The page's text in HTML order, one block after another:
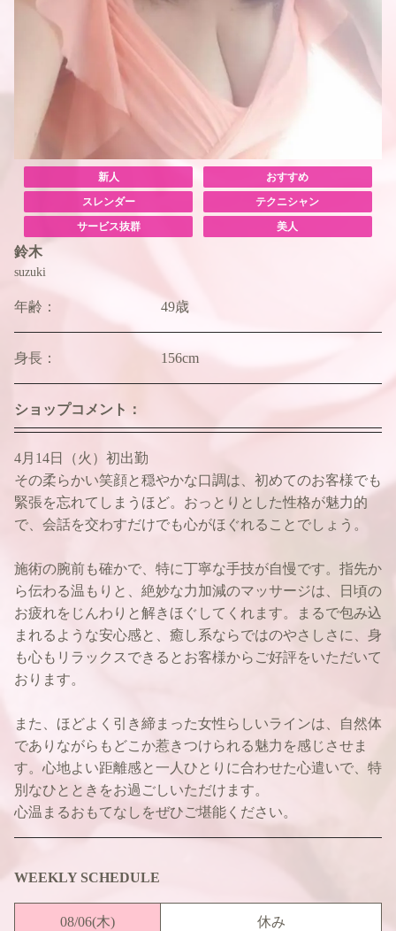
新人
おすすめ
スレンダー
テクニシャン
サービス抜群
美人
鈴木
suzuki
年齢： 49歳
身長： 156cm
ショップコメント：
4月14日（火）初出勤
その柔らかい笑顔と穏やかな口調は、初めてのお客様でも
緊張を忘れてしまうほど。おっとりとした性格が魅力的
で、会話を交わすだけでも心がほぐれることでしょう。
施術の腕前も確かで、特に丁寧な手技が自慢です。指先か
ら伝わる温もりと、絶妙な力加減のマッサージは、日頃の
お疲れをじんわりと解きほぐしてくれます。まるで包み込
まれるような安心感と、癒し系ならではのやさしさに、身
も心もリラックスできるとお客様からご好評をいただいて
おります。
また、ほどよく引き締まった女性らしいラインは、自然体
でありながらもどこか惹きつけられる魅力を感じさせま
す。心地よい距離感と一人ひとりに合わせた心遣いで、特
別なひとときをお過ごしいただけます。
心温まるおもてなしをぜひご堪能ください。
WEEKLY SCHEDULE
08/06(木) 休み